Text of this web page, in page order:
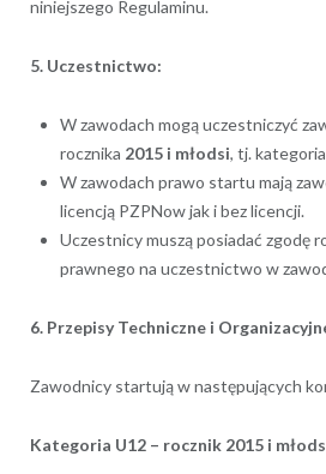
niniejszego Regulaminu.
5. Uczestnictwo:
W zawodach mogą uczestniczyć
rocznika 2015 i młodsi, tj. kategoria
W zawodach prawo startu mają
licencją PZPNow jak i bez licencji.
Uczestnicy muszą posiadać zgodę
prawnego na uczestnictwo w
6. Przepisy Techniczne i
Zawodnicy startują w następujących
Kategoria U12 – rocznik 2015 i